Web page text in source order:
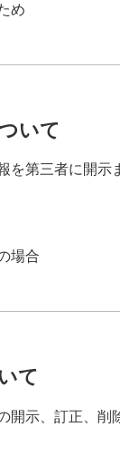
め
いて
第三者に開示
場合
て
開示、訂正、削